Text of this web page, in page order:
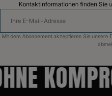
Kontaktinformationen finden Sie
Mit dem Abonnement akzeptieren Sie unsere